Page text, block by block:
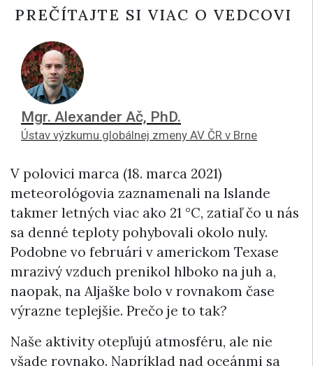
PREČÍTAJTE SI VIAC O VEDCOVI
Mgr. Alexander Ač, PhD.
Ústav výzkumu globálnej zmeny AV ČR v Brne
V polovici marca (18. marca 2021)
meteorológovia zaznamenali na Islande
takmer letných viac ako 21 °C, zatiaľ čo u nás
sa denné teploty pohybovali okolo nuly.
Podobne vo februári v americkom Texase
mrazivý vzduch prenikol hlboko na juh a,
naopak, na Aljaške bolo v rovnakom čase
výrazne teplejšie. Prečo je to tak?
Naše aktivity otepľujú atmosféru, ale nie
všade rovnako. Napríklad nad oceánmi sa